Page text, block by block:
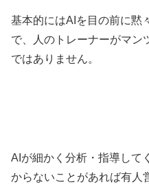
基本的にはAIを目の前に黙
で、人のトレーナーがマン
ではありません。
AIが細かく分析・指導して
からないことがあれば有人